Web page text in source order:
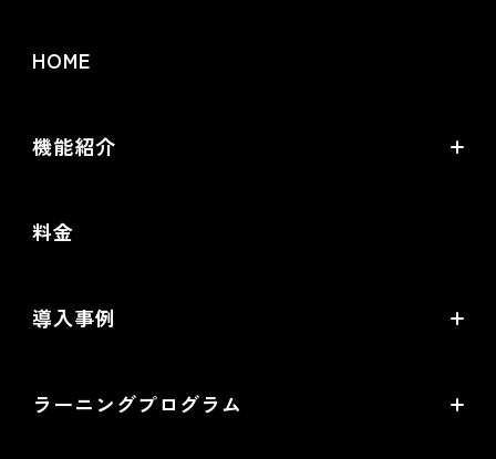
HOME
機能紹介
オムニチャネル・OMO
提携サービス一覧
料金
導入事例
導入企業一覧
ラーニングプログラム